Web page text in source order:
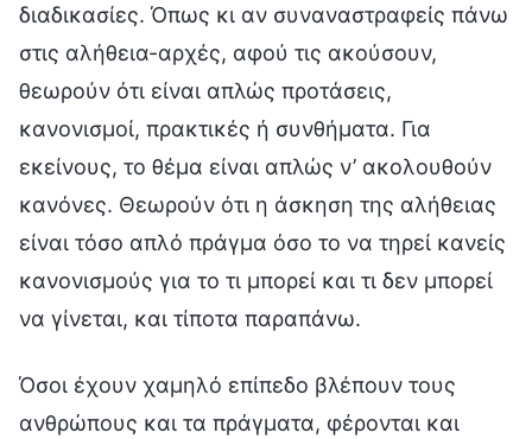
διαδικασίες. Όπως κι αν συναναστραφείς πάνω
στις αλήθεια-αρχές, αφού τις ακούσουν,
θεωρούν ότι είναι απλώς προτάσεις,
κανονισμοί, πρακτικές ή συνθήματα. Για
εκείνους, το θέμα είναι απλώς ν’ ακολουθούν
κανόνες. Θεωρούν ότι η άσκηση της αλήθειας
είναι τόσο απλό πράγμα όσο το να τηρεί κανείς
κανονισμούς για το τι μπορεί και τι δεν μπορεί
να γίνεται, και τίποτα παραπάνω.
Όσοι έχουν χαμηλό επίπεδο βλέπουν τους
ανθρώπους και τα πράγματα, φέρονται και